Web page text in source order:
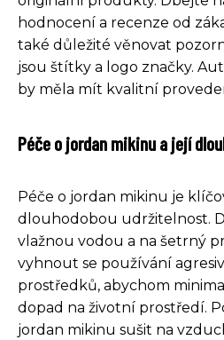
hodnocení a recenze od
také důležité věnovat
jsou štítky a logo značky.
by měla mít kvalitní
Péče o jordan mikinu a její
Péče o jordan mikinu je
dlouhodobou udržitelnost.
vlažnou vodou a na šetrný
vyhnout se používání
prostředků, abychom
dopad na životní prostředí.
jordan mikinu sušit na